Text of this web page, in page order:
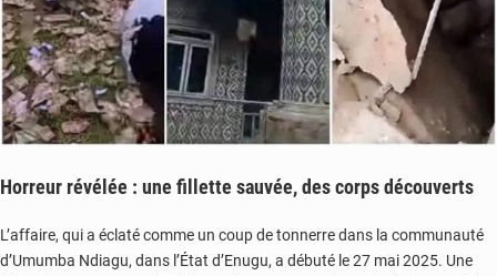
Horreur révélée : une fillette sauvée, des corps découverts
L’affaire, qui a éclaté comme un coup de tonnerre dans la communauté
d’Umumba Ndiagu, dans l’État d’Enugu, a débuté le 27 mai 2025. Une